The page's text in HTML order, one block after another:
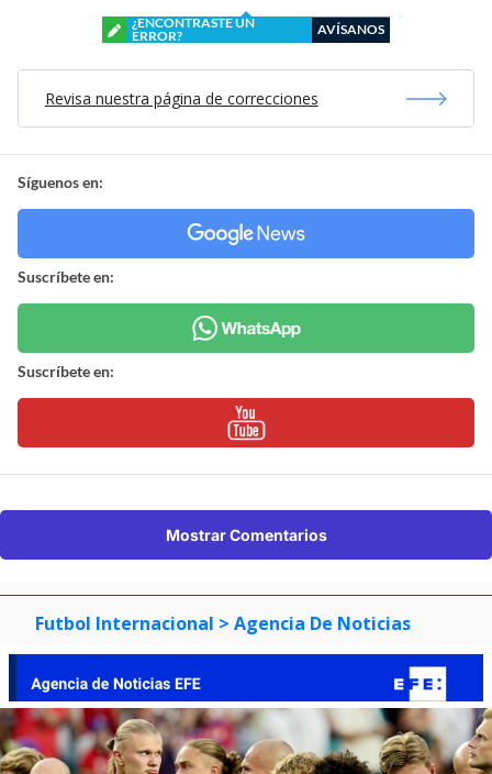
¿ENCONTRASTE UN
ERROR?
AVÍSANOS
Revisa nuestra página de correcciones
Síguenos en:
Suscríbete en:
Suscríbete en:
Mostrar Comentarios
Futbol Internacional > Agencia De Noticias